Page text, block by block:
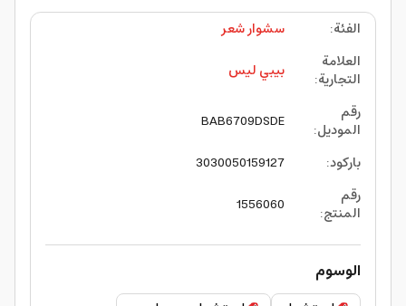
الفئة:
سشوار شعر
العلامة
التجارية:
بيبي ليس
رقم
الموديل:
BAB6709DSDE
باركود:
3030050159127
رقم
المنتج:
1556060
الوسوم